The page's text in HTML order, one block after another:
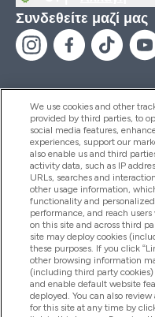
Συνδεθείτε μαζί μας
Βοήθεια &
Προϊόντα
Εταιρικές
Εκπτώσεις &
We use cookies and other
provided by third parties, to
social media features,
experiences, support our
also enable us and third
activity data, such as IP
URLs, searches and
other usage information,
functionality and
performance, and reach
on this site and across third
site may deploy cookies
these purposes. If you click
other browsing information
(including third party cookies)
and enable default website
deployed. You can also
for this site at any time by